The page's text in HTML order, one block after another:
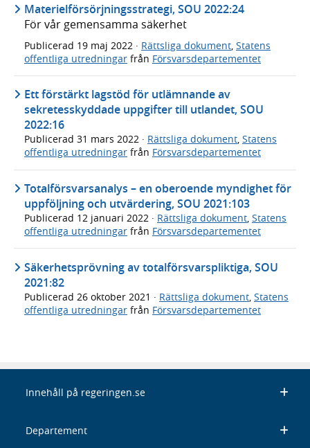
Materielförsörjningsstrategi, SOU 2022:24
För vår gemensamma säkerhet
Publicerad 19 maj 2022 · Rättsliga dokument Statens
offentliga utredningar från Försvarsdepartementet
Ett förstärkt lagstöd för utlämnande av
sekretesskyddade uppgifter till utlandet, SOU
2022:16
Publicerad 31 mars 2022 · Rättsliga dokument, Statens
offentliga utredningar från Försvarsdepartementet
Totalförsvarsanalys – en oberoende myndighet för
uppföljning och utvärdering, SOU 2021:103
Publicerad 12 januari 2022 · Rättsliga dokument, Statens
offentliga utredningar från Försvarsdepartementet
Säkerhetsprövning av totalförsvarspliktiga, SOU
2021:82
Publicerad 26 oktober 2021 · Rättsliga dokument Statens
offentliga utredningar från Försvarsdepartementet
Innehåll på regeringen.se
Departement